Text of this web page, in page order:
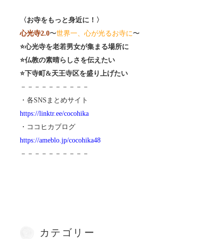
〈お寺をもっと身近に！〉
心光寺2.0〜世界一、心が光るお寺に〜
⭐️心光寺を老若男女が集まる場所に
⭐️仏教の素晴らしさを伝えたい
⭐️下寺町&天王寺区を盛り上げたい
－－－－－－－－－－
・各SNSまとめサイト
https://linktr.ee/cocohika
・ココヒカブログ
https://ameblo.jp/cocohika48
－－－－－－－－－－
カテゴリー